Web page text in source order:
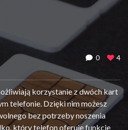
0 4
korzystanie z dwóch kart
telefonie. Dzięki nim możesz
bez potrzeby noszenia
który telefon oferuje funkcje